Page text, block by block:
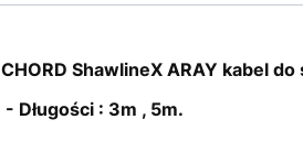
CHORD ShawlineX ARAY kabel
- Długości : 3m , 5m.